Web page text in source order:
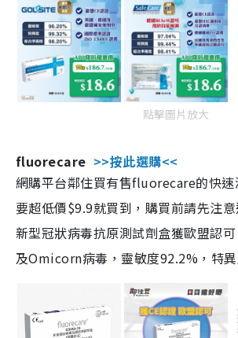
點擊圖片放大
fluorecare >>按此選購<<
網購平台鄰住買有售fluorecare的快速
要超低價$9.9就買到，購買前請先注
新型冠狀病毒抗原測試劑盒獲歐盟認
及Omicorn病毒，靈敏度92.2%，特異